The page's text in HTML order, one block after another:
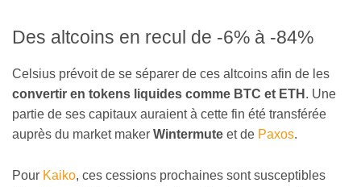
Des altcoins en recul de -6% à -84%
Celsius prévoit de se séparer de ces altcoins afin de les
convertir en tokens liquides comme BTC et ETH . Une
partie de ses capitaux auraient à cette fin été transférée
auprès du market maker Wintermute et de Paxos.
Pour Kaiko, ces cessions prochaines sont susceptibles